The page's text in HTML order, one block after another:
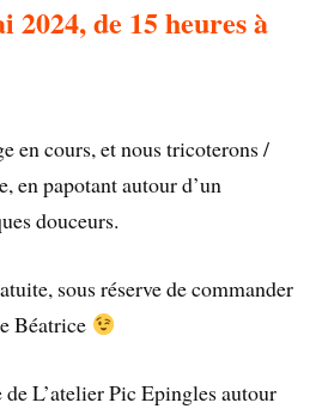
2024, de 15 heures à
en cours, et nous tricoterons /
en papotant autour d’un
douceurs.
sous réserve de commander
Béatrice
L’atelier Pic Epingles autour